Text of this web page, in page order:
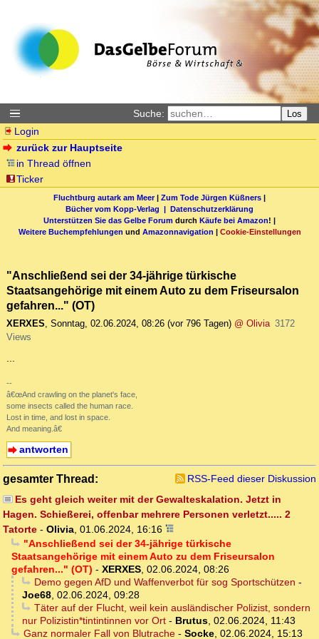
Suche: Los
Login
zurück zur Hauptseite
in Thread öffnen
Ticker
Fluchtburg autark am Meer| Zum Tode Jürgen Küßners |
Bücher vom Kopp-Verlag | Datenschutzerklärung
Unterstützen Sie das Gelbe Forum durch Käufe bei Amazon! |
Weitere Buchempfehlungen und Amazonnavigation | Cookie-Einstellungen
"Anschließend sei der 34-jährige türkische
Staatsangehörige mit einem Auto zu dem Friseursalon
gefahren..." (OT)
XERXES, Sonntag, 02.06.2024, 08:26 (vor 796 Tagen) @ Olivia 3172
Views
...
--
â€œAnd crawling on the planet's face,
some insects called the human race.
Lost in time, and lost in space.
And meaning.â€
antworten
gesamter Thread:
RSS-Feed dieser Diskussion
Es geht gleich weiter mit der Gewalteskalation. Jetzt in
Hagen. Schießerei, offenbar mehrere Personen verletzt..... 2
Tatorte - Olivia, 01.06.2024, 16:16
"Anschließend sei der 34-jährige türkische
Staatsangehörige mit einem Auto zu dem Friseursalon
gefahren..." (OT) - XERXES, 02.06.2024, 08:26
Demo gegen AfD und Waffenverbot für sog Sportschützen -
Joe68, 02.06.2024, 09:28
Täter auf der Flucht, weil kein ausländischer Polizist, sondern
nur Polizistin*tintintinnen vor Ort - Brutus, 02.06.2024, 11:43
Ganz normaler Fall von Blutrache- Socke, 02.06.2024, 15:13